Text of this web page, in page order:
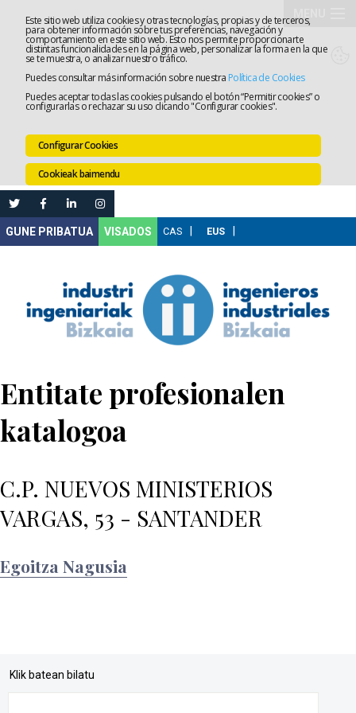
Este sitio web utiliza cookies y otras tecnologías, propias y de terceros,
para obtener información sobre tus preferencias, navegación y
comportamiento en este sitio web. Esto nos permite proporcionarte
distintas funcionalidades en la página web, personalizar la forma en la que
se te muestra, o analizar nuestro tráfico.
Puedes consultar más información sobre nuestra Política de Cookies
Puedes aceptar todas las cookies pulsando el botón “Permitir cookies” o
configurarlas o rechazar su uso clicando "Configurar cookies".
Configurar Cookies
Cookieak baimendu
VISADOS
Entitate profesionalen
katalogoa
C.P. NUEVOS MINISTERIOS
VARGAS, 53 - SANTANDER
Egoitza Nagusia
Klik batean bilatu
Elkargoa
Lanaren
Leihatila